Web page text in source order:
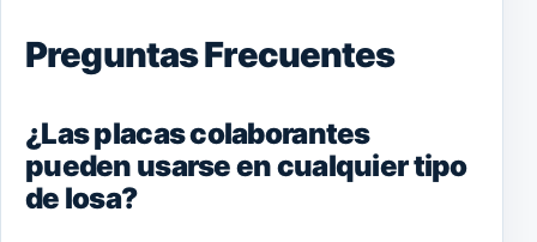
Preguntas Frecuentes
¿Las placas colaborantes
pueden usarse en cualquier tipo
de losa?